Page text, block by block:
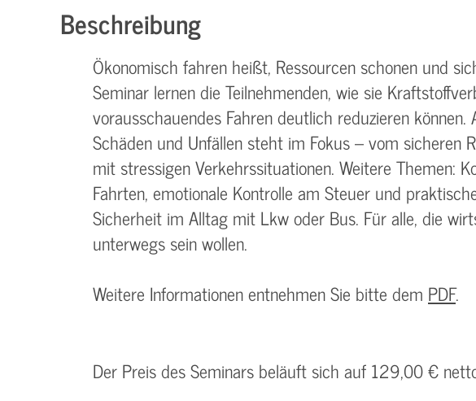
Beschreibung
Ökonomisch fahren heißt, Ressourcen schonen und
Seminar lernen die Teilnehmenden, wie sie
vorausschauendes Fahren deutlich reduzieren
Schäden und Unfällen steht im Fokus – vom sicheren
mit stressigen Verkehrssituationen. Weitere Themen:
Fahrten, emotionale Kontrolle am Steuer und
Sicherheit im Alltag mit Lkw oder Bus. Für alle, die
unterwegs sein wollen.
Weitere Informationen entnehmen Sie bitte dem PDF.
Der Preis des Seminars beläuft sich auf 129,00 €